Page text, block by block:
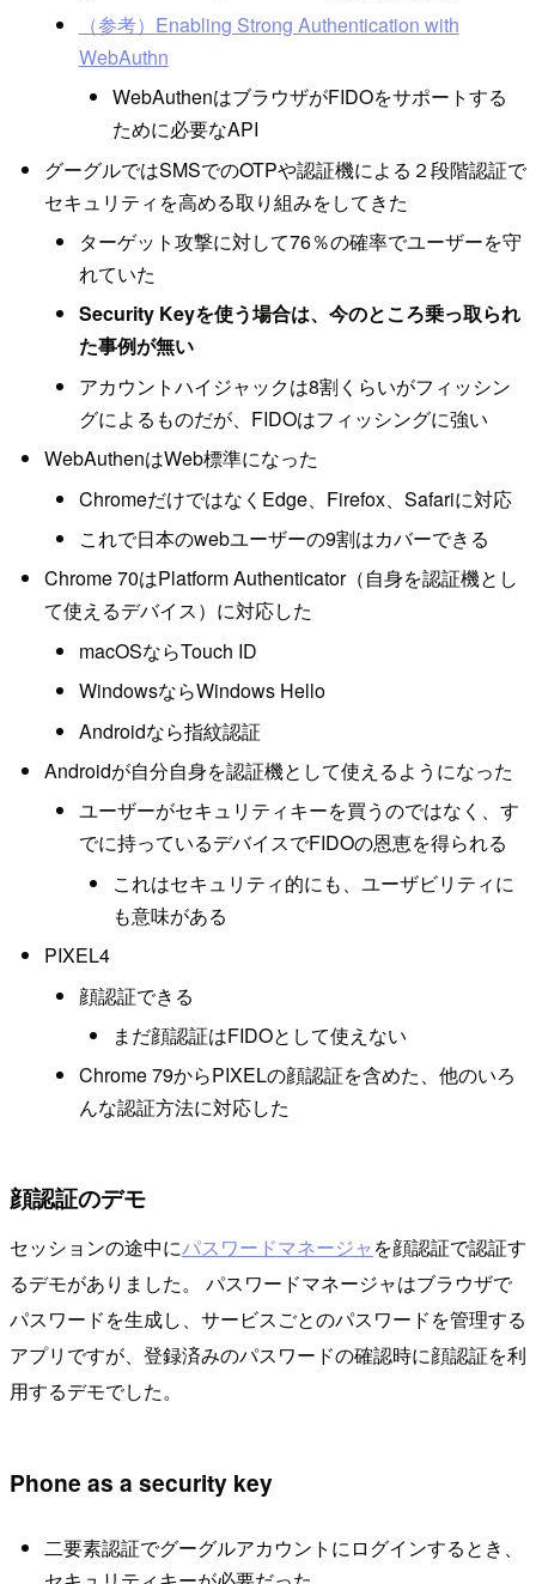
（参考）Enabling Strong Authentication with
WebAuthn
WebAuthenはブラウザがFIDOをサポートする
ために必要なAPI
グーグルではSMSでのOTPや認証機による２段階認証で
セキュリティを高める取り組みをしてきた
ターゲット攻撃に対して76％の確率でユーザーを守
れていた
Security Keyを使う場合は、今のところ乗っ取られ
た事例が無い
アカウントハイジャックは8割くらいがフィッシン
グによるものだが、FIDOはフィッシングに強い
WebAuthenはWeb標準になった
ChromeだけではなくEdge、Firefox、Safariに対応
これで日本のwebユーザーの9割はカバーできる
Chrome 70はPlatform Authenticator（自身を認証機とし
て使えるデバイス）に対応した
macOSならTouch ID
WindowsならWindows Hello
Androidなら指紋認証
Androidが自分自身を認証機として使えるようになった
ユーザーがセキュリティキーを買うのではなく、す
でに持っているデバイスでFIDOの恩恵を得られる
これはセキュリティ的にも、ユーザビリティに
も意味がある
PIXEL4
顔認証できる
まだ顔認証はFIDOとして使えない
Chrome 79からPIXELの顔認証を含めた、他のいろ
んな認証方法に対応した
顔認証のデモ
セッションの途中にパスワードマネージャを顔認証で認証す
るデモがありました。 パスワードマネージャはブラウザで
パスワードを生成し、サービスごとのパスワードを管理する
アプリですが、登録済みのパスワードの確認時に顔認証を利
用するデモでした。
Phone as a security key
二要素認証でグーグルアカウントにログインするとき、